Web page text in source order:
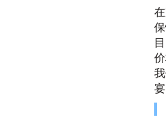
宴